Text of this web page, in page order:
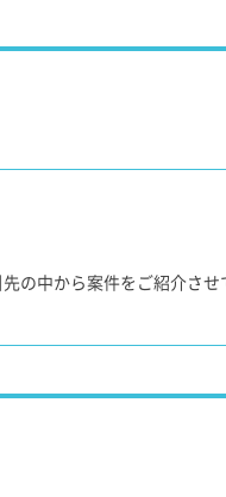
の中から案件をご紹介させ